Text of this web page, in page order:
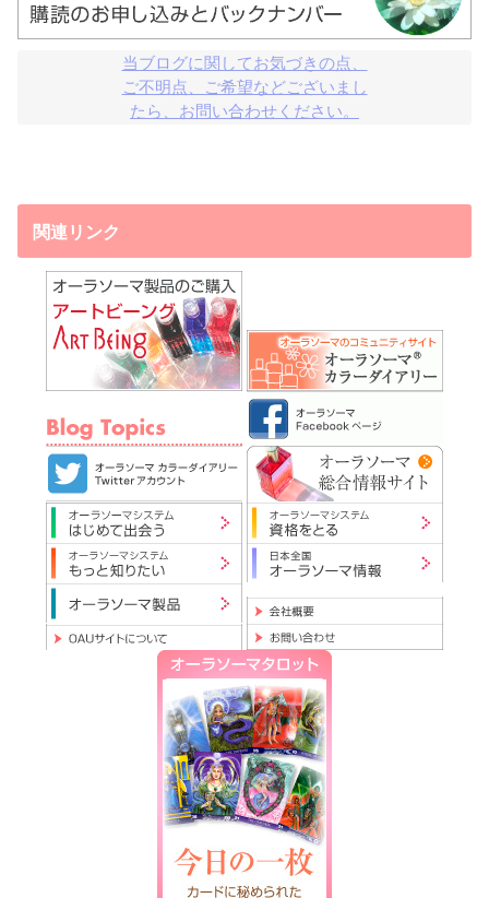
当ブログに関してお気づきの点、
ご不明点、ご希望などございまし
たら、お問い合わせください。
関連リンク